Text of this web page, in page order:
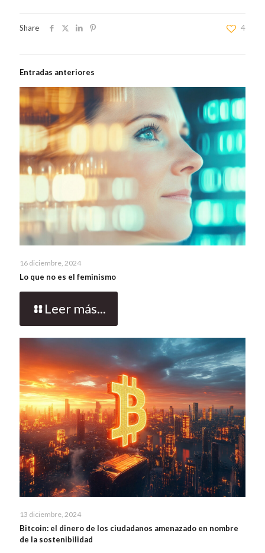
Share 4
Entradas anteriores
16 diciembre, 2024
Lo que no es el feminismo
Leer más...
13 diciembre, 2024
Bitcoin: el dinero de los ciudadanos amenazado en nombre
de la sostenibilidad